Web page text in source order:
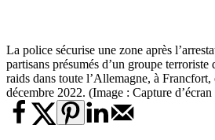
La police sécurise une zone après
partisans présumés d’un groupe terroriste
raids dans toute l’Allemagne, à
décembre 2022. (Image : Capture